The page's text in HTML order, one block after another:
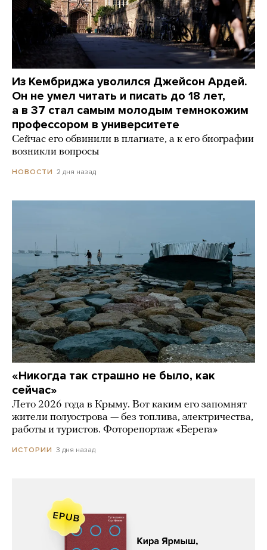
Из Кембриджа уволился Джейсон Ардей.
Он не умел читать и писать до 18 лет,
а в 37 стал самым молодым темнокожим
профессором в университете
Сейчас его обвинили в плагиате, а к его биографии
возникли вопросы
НОВОСТИ 2 дня назад
«Никогда так страшно не было, как
сейчас»
Лето 2026 года в Крыму. Вот каким его запомнят
жители полуострова — без топлива, электричества,
работы и туристов. Фоторепортаж «Берега»
ИСТОРИИ 3 дня назад